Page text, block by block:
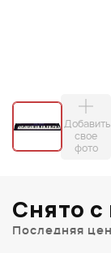
Добавить
свое
фото
Снято
Последняя